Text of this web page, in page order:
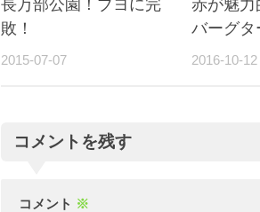
長万部公園！ブヨに完
敗！
2015-07-07
赤が魅
バーグタ
2016-10-12
コメントを残す
コメント ※